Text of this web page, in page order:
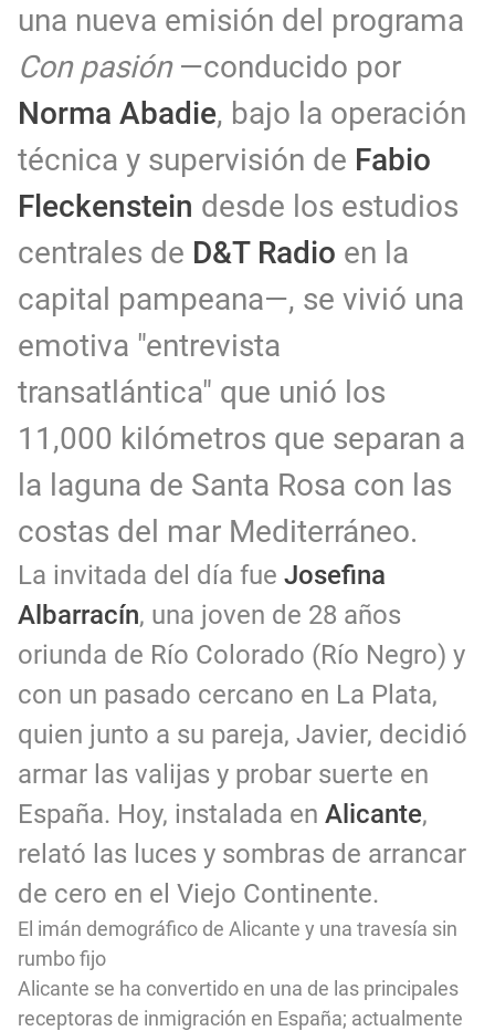
una nueva emisión del programa
Con pasión—conducido por
Norma Abadie, bajo la operación
técnica y supervisión de Fabio
Fleckenstein desde los estudios
centrales de D&T Radio en la
capital pampeana—, se vivió una
emotiva "entrevista
transatlántica" que unió los
11,000 kilómetros que separan a
la laguna de Santa Rosa con las
costas del mar Mediterráneo.
La invitada del día fue Josefina
Albarracín, una joven de 28 años
oriunda de Río Colorado (Río Negro) y
con un pasado cercano en La Plata,
quien junto a su pareja, Javier, decidió
armar las valijas y probar suerte en
España. Hoy, instalada en Alicante,
relató las luces y sombras de arrancar
de cero en el Viejo Continente.
El imán demográfico de Alicante y una travesía sin
rumbo fijo
Alicante se ha convertido en una de las principales
receptoras de inmigración en España; actualmente